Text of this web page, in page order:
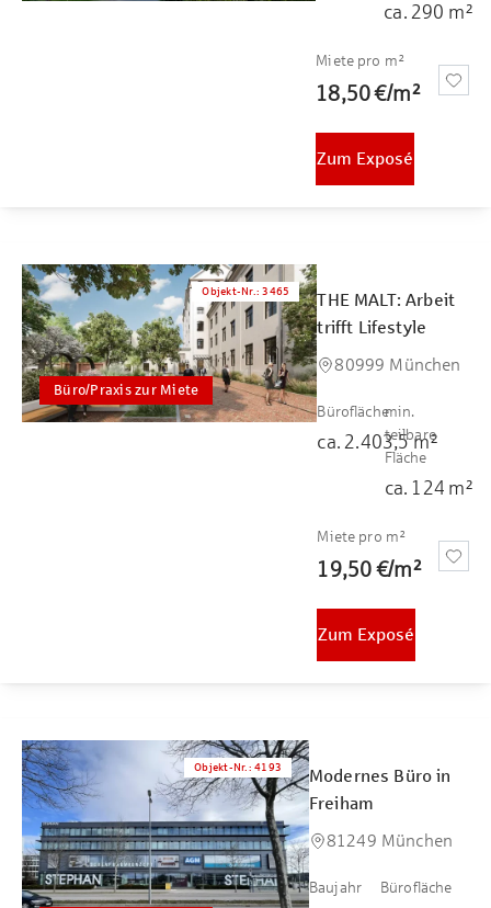
ca. 290 m²
Miete pro m²
18,50 €/m²
Zum Exposé
Büro/Praxis zur Miete
Objekt-Nr. :3465
THE MALT: Arbeit
trifft Lifestyle
80999 München
Bürofläche
ca. 2.403,5m²
min.
teilbare
Fläche
ca. 124 m²
Miete pro m²
19,50 €/m²
Zum Exposé
Objekt-Nr. : 4193
Modernes Büro in
Freiham
81249 München
Baujahr Bürofläche